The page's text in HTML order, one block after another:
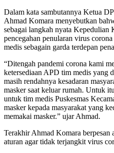
Dalam kata sambutannya Ketua
Ahmad Komara menyebutkan
sebagai langkah nyata Kepedulian
pencegahan penularan virus
medis sebagain garda terdepan
“Ditengah pandemi corona kami
ketersediaan APD tim medis yang
masih rendahnya kesadaran
masker saat keluar rumah. Untuk
untuk tim medis Puskesmas
masker kepada masyarakat yang
memakai masker.” ujar Ahmad.
Terakhir Ahmad Komara berpesan
aturan agar tidak terjangkit virus